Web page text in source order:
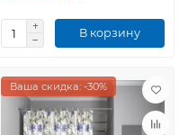
В корзину
Ваша скидка: -30%